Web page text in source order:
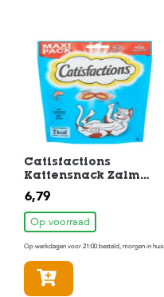
Catisfactions
Kattensnack Zalm
180gr
6,79
Op voorraad
Op werkdagen voor 21:00 besteld, morgen in huis